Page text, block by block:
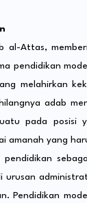
al-Attas,
pendidikan
melahirkan
adab
pada
amanah yang
urusan
Pendidikan